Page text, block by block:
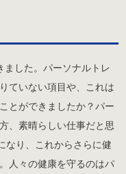
ました。パーソナルトレ
ていない項目や、これは
とができましたか？パー
、素晴らしい仕事だと思
なり、これからさらに健
人々の健康を守るのはパ